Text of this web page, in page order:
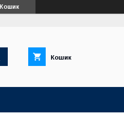
Кошик
Кошик